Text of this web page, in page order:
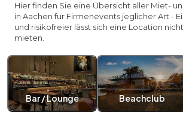
Hier finden Sie eine Übersicht aller Miet-
in Aachen für Firmenevents jeglicher Art -
und risikofreier lässt sich eine Location
mieten.
Bar / Lounge Beachclub